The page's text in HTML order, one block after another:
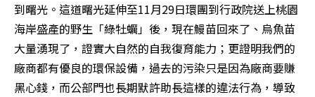
到曙光。這道曙光延伸至11月29日環團到行政院送上桃園
海岸盛產的野生「綠牡蠣」後，現在鰻苗回來了、烏魚苗
大量湧現了，證實大自然的自我復育能力；更證明我們的
廠商都有優良的環保設備，過去的污染只是因為廠商要賺
黑心錢，而公部門也長期默許助長這樣的違法行為，導致